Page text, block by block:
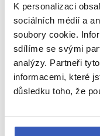
K personalizaci
sociálních médií a
soubory cookie.
sdílíme se svými
analýzy. Partneři
informacemi, které
důsledku toho, že
Paní Svitáková
místy, ale i
problém,
byl dobře
snažila
nejlepší zážitek.
humor.
—Marcela